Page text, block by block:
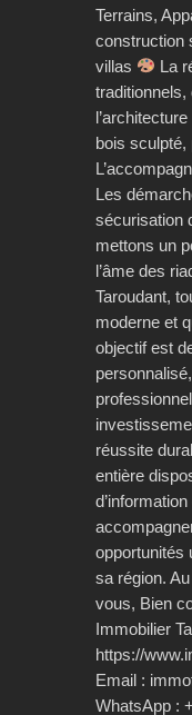
Terrains,
construction
villas
La
bois sculpté,
Les
sécurisation
mettons un
l’âme des
Taroudant,
moderne et
objectif est
réussite
entière
opportunités
sa région.
vous, Bien
Immobilier
https://
Email :
WhatsApp :